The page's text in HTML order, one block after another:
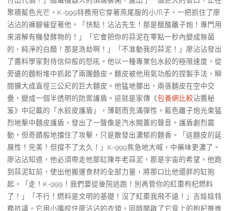
聚積藍色光芒。K-999特務用它穿著燕尾服的小爪子，一把抓住了廖
沾沾的褲腳催促著他。「快點！沾沾先生！那是醋酸離子炮！專門用
來溶解有機發酵物的！」「它會把你的蒜泥在零點一秒內變成無菌
的、純淨的白醋！那是浩劫啊！」「不准動我的蒜泥！」廖沾沾發出
了醬料學家對待信仰般的怒吼。他以一種專業包水餃的極限速度，從
旁邊的麵粉堆中抓起了兩團麵皮。麵皮被他用氣功般的捏製手法，瞬
間擴大成直徑三公尺的巨大麵皮。他猛地擲出，兩張麵皮在空中交
疊，變成一個半透明的防禦護盾。這就是家傳《包養網比較沾醬秘
笈》中記載的「水餃皮護盾」，薄韌而充滿彈性。藍色離子炮光束猛
烈地擊中麵皮護盾，發出了一聲像是汽水開蓋的聲音。護盾劇烈震
動，但奇蹟般地擋住了攻擊，只是散發出濃郁的麵香。「這麵皮的延
展性！完美！但撐不了太久！」K-999焦急地大喊，中藥味更濃了。
廖沾沾知道，他必須帶走他那缸陳年老蒜泥，那是宇宙的希望。他跑
到蒜泥缸前，使出他搬運食材的全部力量，將那口比他還胖的缸抱
起。「走！K-999！我們要從後院逃跑！別再管你的紅棗枸杞燃料
了！」「不行！燃料是文明的基礎！沒了紅棗我飛不遠！」吉娃娃特
務抗議。它用小嘴咬住廖沾沾的衣領，同時開啟了它背上的枸杞推進